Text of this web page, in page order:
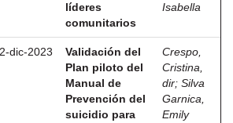
líderes
comunitarios
Isabella
dic-2023
Validación del
Plan piloto del
Manual de
Prevención del
suicidio para
Crespo,
Cristina,
dir; Silva
Garnica,
Emily